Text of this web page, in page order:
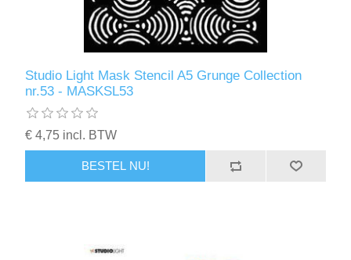
Studio Light Mask Stencil A5 Grunge Collection
nr.53 - MASKSL53
€ 4,75 incl. BTW
BESTEL NU!